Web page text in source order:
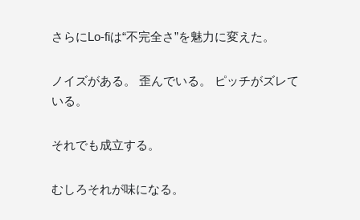
さらにLo-fiは“不完全さ”を魅力に変えた。
ノイズがある。 歪んでいる。 ピッチがズレて
いる。
それでも成立する。
むしろそれが味になる。